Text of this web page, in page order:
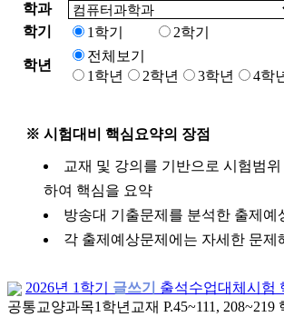
학과
학기
1학기 2학기
학년
전체보기
1학년
2학년 3학년 4학
※ 시험대비 핵심요약의 장점
교재 및 강의를 기반으로 시험범
하여 핵심을 요약
방송대 기출문제를 분석한 출제예
각 출제예상문제에는 자세한 문제
2026년 1학기 글쓰기 출석수업대체시험
공통교양과목1학년 교재 P.45~111,